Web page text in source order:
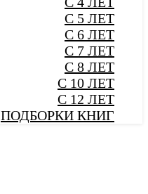
С 5 ЛЕТ
С 6 ЛЕТ
С 7 ЛЕТ
С 8 ЛЕТ
С 10 ЛЕТ
С 12 ЛЕТ
ПОДБОРКИ КНИГ